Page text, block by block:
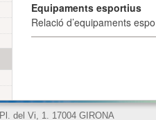
Equipaments esportius
Relació d’equipaments
Pl. del Vi, 1. 17004 GIRONA